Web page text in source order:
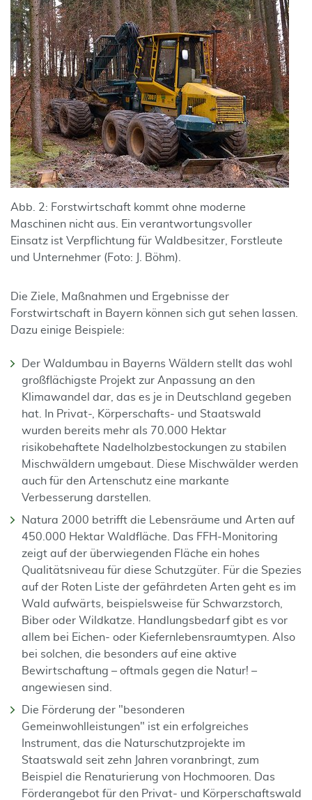
Abb. 2: Forstwirtschaft kommt ohne moderne
Maschinen nicht aus. Ein verantwortungsvoller
Einsatz ist Verpflichtung für Waldbesitzer, Forstleute
und Unternehmer (Foto: J. Böhm).
Die Ziele, Maßnahmen und Ergebnisse der
Forstwirtschaft in Bayern können sich gut sehen lassen.
Dazu einige Beispiele:
Der Waldumbau in Bayerns Wäldern stellt das wohl
großflächigste Projekt zur Anpassung an den
Klimawandel dar, das es je in Deutschland gegeben
hat. In Privat-, Körperschafts- und Staatswald
wurden bereits mehr als 70.000 Hektar
risikobehaftete Nadelholzbestockungen zu stabilen
Mischwäldern umgebaut. Diese Mischwälder werden
auch für den Artenschutz eine markante
Verbesserung darstellen.
Natura 2000 betrifft die Lebensräume und Arten auf
450.000 Hektar Waldfläche. Das FFH-Monitoring
zeigt auf der überwiegenden Fläche ein hohes
Qualitätsniveau für diese Schutzgüter. Für die Spezies
auf der Roten Liste der gefährdeten Arten geht es im
Wald aufwärts, beispielsweise für Schwarzstorch,
Biber oder Wildkatze. Handlungsbedarf gibt es vor
allem bei Eichen- oder Kiefernlebensraumtypen. Also
bei solchen, die besonders auf eine aktive
Bewirtschaftung – oftmals gegen die Natur! –
angewiesen sind.
Die Förderung der "besonderen
Gemeinwohlleistungen" ist ein erfolgreiches
Instrument, das die Naturschutzprojekte im
Staatswald seit zehn Jahren voranbringt, zum
Beispiel die Renaturierung von Hochmooren. Das
Förderangebot für den Privat- und Körperschaftswald